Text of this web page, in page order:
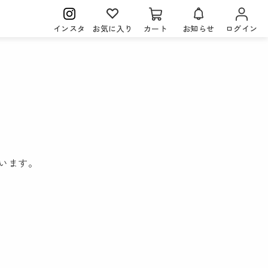
インスタ お気に入り カート お知らせ ログイン
ます。